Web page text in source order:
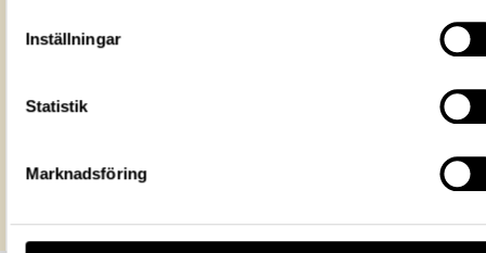
Inställningar
Statistik
Marknadsföring
URI
2BD7-4A6B-A9AA-D1005716D3C0
All textinformation (metadata) på denna sida är fri att använda
Mer information om licenser hos Statens historiska museer.